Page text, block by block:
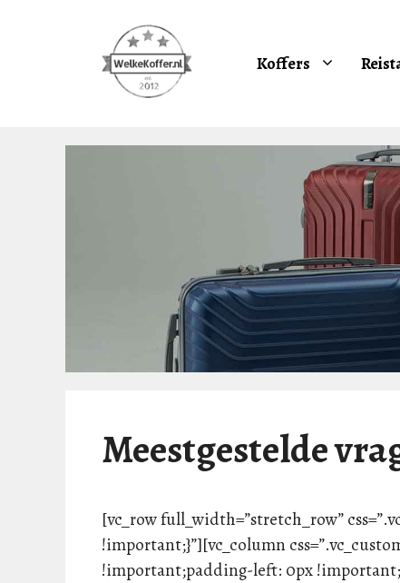
Koffers
Meestgestelde
[vc_row full_width=”stretch_row”
!important;}”][vc_column
!important;padding-left: 0px